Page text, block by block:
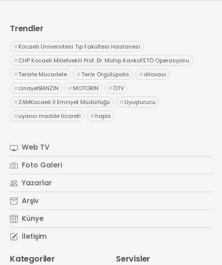
Trendler
#Kocaeli Üniversitesi Tıp Fakültesi Hastanesi
#CHP Kocaeli Milletvekili Prof. Dr. Mühip KankoFETÖ Operasyonu
#Terörle Mücadele #Terör Örgütüpolis #dilovası
#cinayetBANZİN #MOTORİN #ÖTV
#ZAMKocaeli İl Emniyet Müdürlüğü #Uyuşturucu
#uyarıcı madde ticareti #hapis
Web TV
Foto Galeri
Yazarlar
Arşiv
Künye
İletişim
Kategoriler Servisler